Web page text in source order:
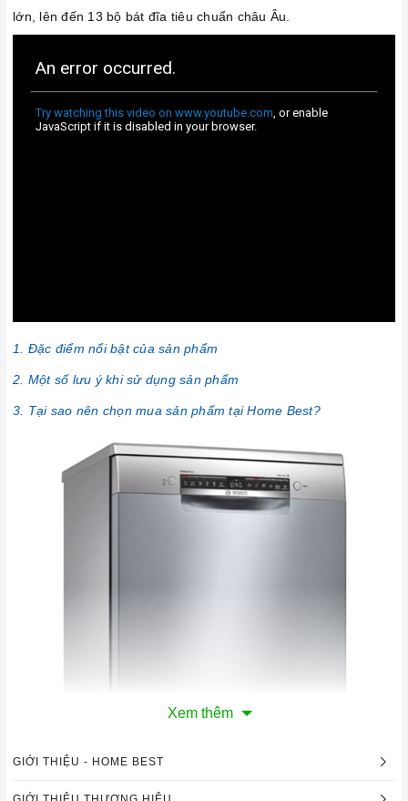
lớn, lên đến 13 bộ bát đĩa tiêu chuẩn châu Âu.
1. Đặc điểm nổi bật của sản phẩm
2. Một số lưu ý khi sử dụng sản phẩm
3. Tại sao nên chọn mua sản phẩm tại Home Best?
Xem thêm
GIỚI THIỆU - HOME BEST